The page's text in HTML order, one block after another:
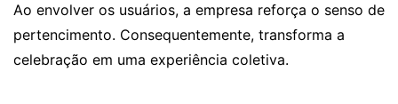
Ao envolver os usuários, a empresa reforça o senso de
pertencimento. Consequentemente, transforma a
celebração em uma experiência coletiva.